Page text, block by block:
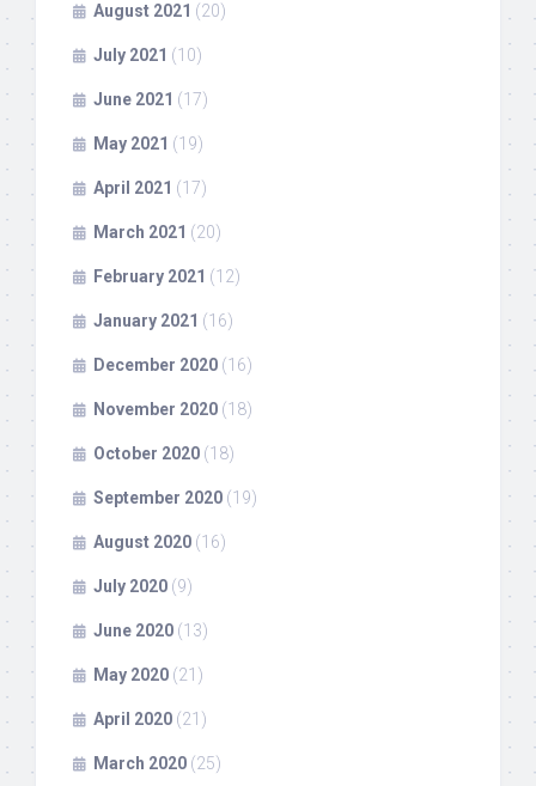
August 2021 (20)
July 2021 (10)
June 2021 (17)
May 2021 (19)
April 2021 (17)
March 2021 (20)
February 2021 (12)
January 2021 (16)
December 2020 (16)
November 2020 (18)
October 2020 (18)
September 2020 (19)
August 2020 (16)
July 2020 (9)
June 2020 (13)
May 2020 (21)
April 2020 (21)
March 2020 (25)